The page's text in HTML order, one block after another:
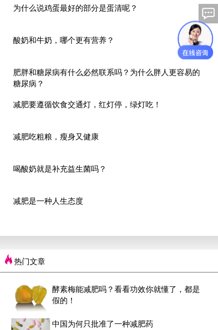
为什么说鸡蛋最好的部分是蛋清呢？
酸奶和牛奶，哪个更有营养？
肥胖和糖尿病有什么必然联系吗？为什么胖人更容易的
糖尿病？
减肥要遵循饮食交通灯，红灯停，绿灯吃！
减肥吃粗粮，瘦身又健康
喝酸奶就是补充益生菌吗？
减肥是一种人生态度
热门文章
酵素梅能减肥吗？看看功效你就懂了，都是
假的！
中国为何只批准了一种减肥药